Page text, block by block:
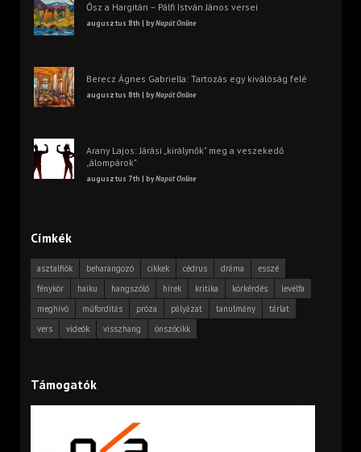
Ősz a Hargitán – Pálfi István János versei
augusztus 8th | byNapút Online
Berecz Ágnes Gabriella: Tartozás egy kiválóság felé
augusztus 8th | byNapút Online
Arany Lajos: Járási „királynők” meg a veszekedő
„álompárok”
augusztus 7th | byNapút Online
Címkék
asztalfiók beharangozó cikkek cédrus dráma
esszé
fénykör
haiku hangszóló hírek kritika körkérdés
levélfa
meghívó
műfordítás próza pályázat tanulmány
tárlat
vers
videók visszhang önszócikk
Támogatók